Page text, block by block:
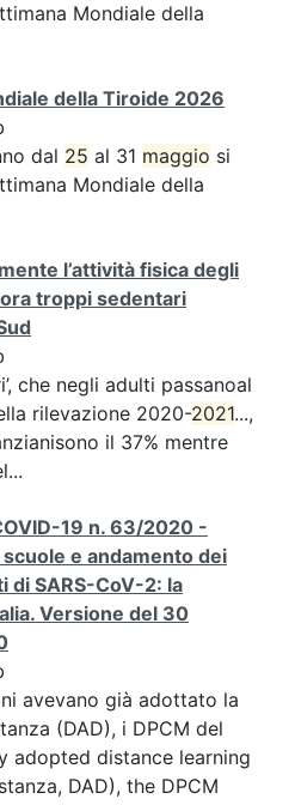
Mondiale della
della Tiroide 2026
dal 25 al 31 maggio si
Mondiale della
l’attività fisica degli
troppi sedentari
che negli adulti passanoal
rilevazione 2020-2021...,
il 37% mentre
19 n. 63/2020 -
e andamento dei
di SARS-CoV-2: la
Versione del 30
avevano già adottato la
(DAD), i DPCM del
adopted distance learning
DAD), the DPCM